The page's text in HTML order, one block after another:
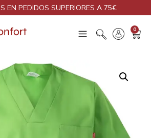
EN PEDIDOS SUPERIORES A 75€
0